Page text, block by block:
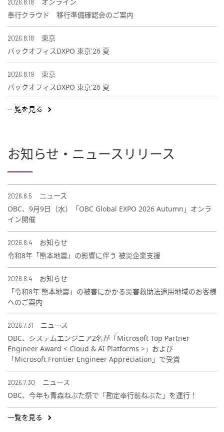
2026.8.18
オンライン
奉行クラウド 移行準備確認会のご案内
2026.8.18
東京
バックオフィスDXPO 東京'26 夏
2026.8.19
東京
バックオフィスDXPO 東京'26 夏
一覧を見る
お知らせ・ニュースリリース
2026.8.5
ニュース
OBC、9月9日（水）「OBC Global EXPO 2026 Autumn」オンラ
イン開催
2026.8.4
お知らせ
令和8年「熊本地震」の影響に伴う 被災企業支援
2026.8.4
お知らせ
「令和8年 熊本地震」の被害にかかる災害救助法適用地域のお客様
へのご案内
2026.7.31
ニュース
OBC、システムエンジニア2名が「Microsoft Top Partner
Engineer Award < Cloud & AI Platforms >」および
「Microsoft Frontier Engineer Appreciation」で受賞
2026.7.30
ニュース
OBC、今年も青森ねぶた祭で「勘定奉行前ねぶた」を運行！
一覧を見る